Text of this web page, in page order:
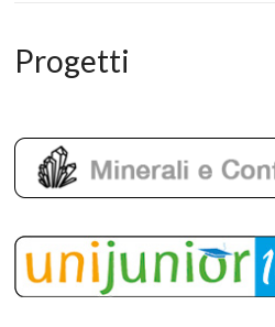
Progetti